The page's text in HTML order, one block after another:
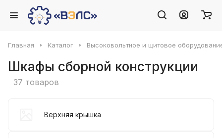
Главная Каталог Высоковольтное и щитовое
Шкафы сборной конструкции
37 товаров
Верхняя крышка